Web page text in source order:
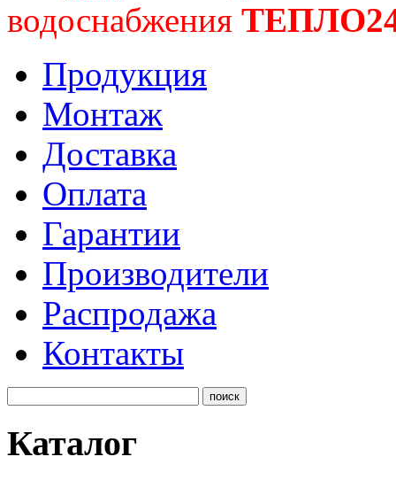
водоснабжения
Продукция
Монтаж
Доставка
Оплата
Гарантии
Производители
Распродажа
Контакты
Каталог